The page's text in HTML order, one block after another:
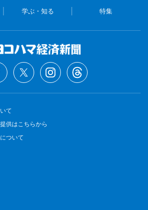
学ぶ・知る 特集
て
供はこちらから
ついて